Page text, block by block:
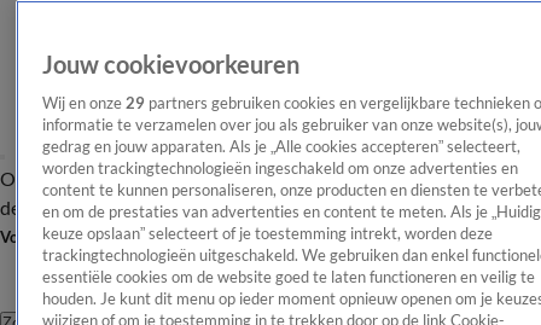
OverzichtAfleveringen Entertainment TV Algemeen
Tip
de redactieNieuwsbrief
Volg Shownieuws
Jouw cookievoorkeuren
Wij en onze 29 partners gebruiken cookies en vergelijkbare technieken
informatie te verzamelen over jou als gebruiker van onze website(s),
gedrag en jouw apparaten. Als je „Alle cookies accepteren” selecteert,
worden trackingtechnologieën ingeschakeld om onze advertenties en
content te kunnen personaliseren, onze producten en diensten te
en om de prestaties van advertenties en content te meten. Als je
keuze opslaan” selecteert of je toestemming intrekt, worden deze
trackingtechnologieën uitgeschakeld. We gebruiken dan enkel
essentiële cookies om de website goed te laten functioneren en veilig te
houden. Je kunt dit menu op ieder moment opnieuw openen om je
wijzigen of om je toestemming in te trekken door op de link Cookie-